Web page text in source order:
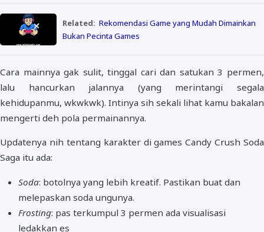
Related: Rekomendasi Game yang Mudah Dimainkan
Bukan Pecinta Games
Cara mainnya gak sulit, tinggal cari dan satukan 3 permen,
lalu hancurkan jalannya (yang merintangi segala
kehidupanmu, wkwkwk). Intinya sih sekali lihat kamu bakalan
mengerti deh pola permainannya.
Updatenya nih tentang karakter di games Candy Crush Soda
Saga itu ada:
Soda: botolnya yang lebih kreatif. Pastikan buat dan
melepaskan soda ungunya.
Frosting: pas terkumpul 3 permen ada visualisasi
ledakkan es